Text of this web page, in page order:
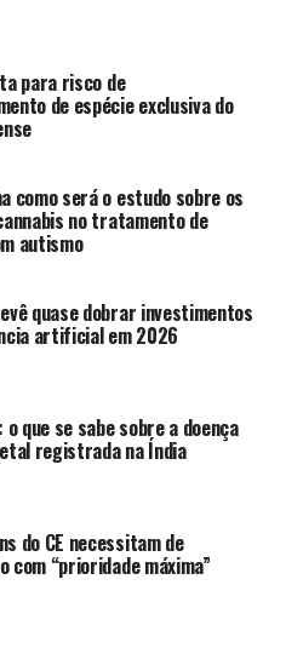
uma ameaça, por isso,
em seu computador.
defesa da sua rede de
e uma senha que
por e-mail
dados bancários, números
comerciais confidenciais
e-mail sem criptografia.
um hacker
e ter acesso à toda a
Fi pública, verifique se
em inglês), que permite
diferentes dispositivos via
de comunicação trocados
para risco de
de espécie exclusiva do
como será o estudo sobre os
no tratamento de
autismo
quase dobrar investimentos
artificial em 2026
o que se sabe sobre a doença
registrada na Índia
do CE necessitam de
com “prioridade máxima”